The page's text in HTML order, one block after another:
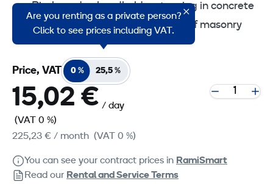
Rig-based or handheld wet coring in concrete
Handheld dry coring in all types of masonry
Are you renting as a private person?
Click to see prices including VAT.
Price, VAT 0 % 25,5 %
15,02 € / day
(VAT 0 %)
225,23 € / month (VAT 0 %)
You can see your contract prices in RamiSmart
Read our Rental and Service Terms